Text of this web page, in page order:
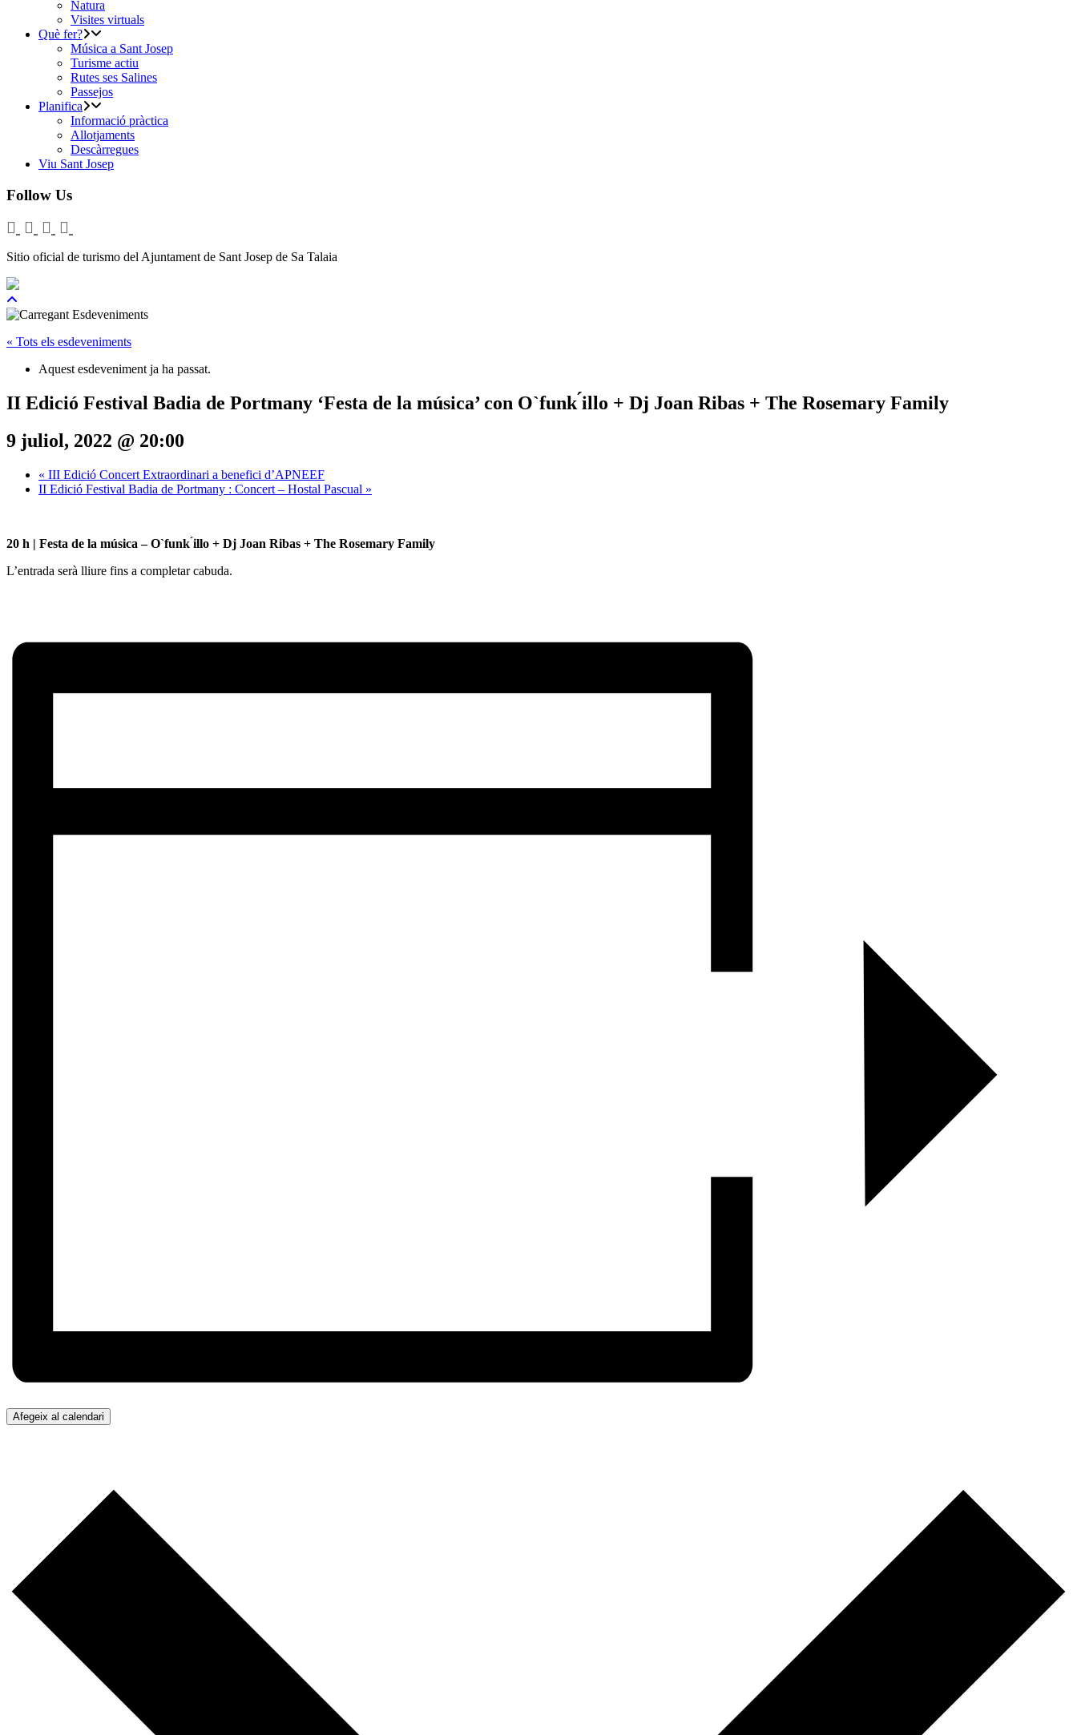
Natura
Visites virtuals
Què fer?
Música a Sant Josep
Turisme actiu
Rutes ses Salines
Passejos
Planifica
Informació pràctica
Allotjaments
Descàrregues
Viu Sant Josep
Follow Us
Sitio oficial de turismo del Ajuntament de Sant Josep de Sa Talaia
« Tots els esdeveniments
Aquest esdeveniment ja ha passat.
II Edició Festival Badia de Portmany ‘Festa de la música’ con O`funk ́illo + Dj Joan Ribas + The Rosemary Family
9 juliol, 2022 @ 20:00
« III Edició Concert Extraordinari a benefici d’APNEEF
II Edició Festival Badia de Portmany : Concert – Hostal Pascual »
20 h | Festa de la música – O`funk ́illo + Dj Joan Ribas + The Rosemary Family
L’entrada serà lliure fins a completar cabuda.
Afegeix al calendari